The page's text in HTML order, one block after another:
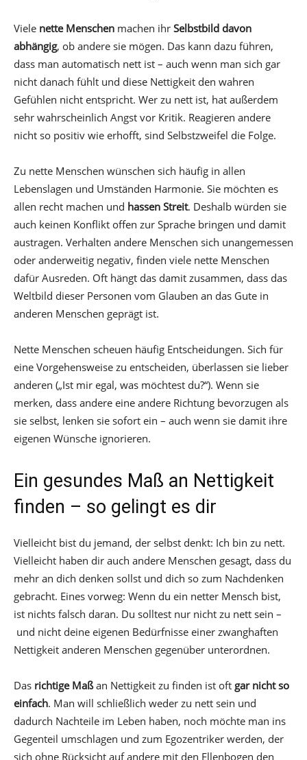
Viele nette Menschen machen ihr Selbstbild davon
abhängig, ob andere sie mögen. Das kann dazu führen,
dass man automatisch nett ist – auch wenn man sich gar
nicht danach fühlt und diese Nettigkeit den wahren
Gefühlen nicht entspricht. Wer zu nett ist, hat außerdem
sehr wahrscheinlich Angst vor Kritik. Reagieren andere
nicht so positiv wie erhofft, sind Selbstzweifel die Folge.
Zu nette Menschen wünschen sich häufig in allen
Lebenslagen und Umständen Harmonie. Sie möchten es
allen recht machen und hassen Streit. Deshalb würden sie
auch keinen Konflikt offen zur Sprache bringen und damit
austragen. Verhalten andere Menschen sich unangemessen
oder anderweitig negativ, finden viele nette Menschen
dafür Ausreden. Oft hängt das damit zusammen, dass das
Weltbild dieser Personen vom Glauben an das Gute in
anderen Menschen geprägt ist.
Nette Menschen scheuen häufig Entscheidungen. Sich für
eine Vorgehensweise zu entscheiden, überlassen sie lieber
anderen („Ist mir egal, was möchtest du?“). Wenn sie
merken, dass andere eine andere Richtung bevorzugen als
sie selbst, lenken sie sofort ein – auch wenn sie damit ihre
eigenen Wünsche ignorieren.
Ein gesundes Maß an Nettigkeit
finden – so gelingt es dir
Vielleicht bist du jemand, der selbst denkt: Ich bin zu nett.
Vielleicht haben dir auch andere Menschen gesagt, dass du
mehr an dich denken sollst und dich so zum Nachdenken
gebracht. Eines vorweg: Wenn du ein netter Mensch bist,
ist nichts falsch daran. Du solltest nur nicht zu nett sein –
und nicht deine eigenen Bedürfnisse einer zwanghaften
Nettigkeit anderen Menschen gegenüber unterordnen.
Das richtige Maßan Nettigkeit zu finden ist oft gar nicht so
einfach. Man will schließlich weder zu nett sein und
dadurch Nachteile im Leben haben, noch möchte man ins
Gegenteil umschlagen und zum Egozentriker werden, der
sich ohne Rücksicht auf andere mit den Ellenbogen den